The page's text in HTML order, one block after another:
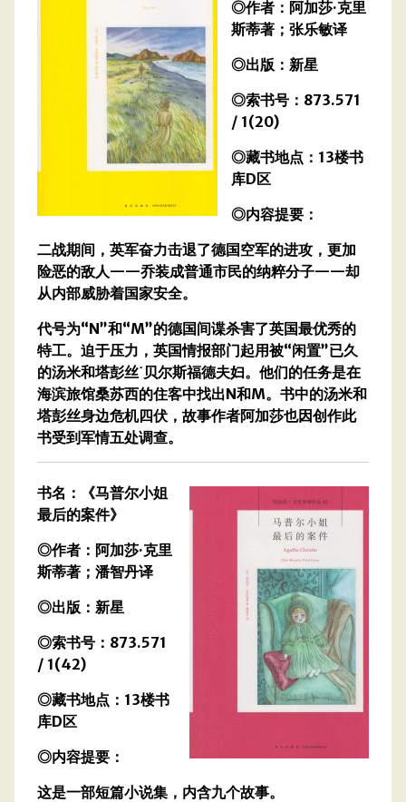
◎作者：阿加莎·克里
斯蒂著；张乐敏译
◎出版：新星
◎索书号：873.571
/ 1(20)
◎藏书地点：13楼书
库D区
◎内容提要：
二战期间，英军奋力击退了德国空军的进攻，更加
险恶的敌人——乔装成普通市民的纳粹分子——却
从内部威胁着国家安全。
代号为“N”和“M”的德国间谍杀害了英国最优秀的
特工。迫于压力，英国情报部门起用被“闲置”已久
的汤米和塔彭丝˙贝尔斯福德夫妇。他们的任务是在
海滨旅馆桑苏西的住客中找出N和M。书中的汤米和
塔彭丝身边危机四伏，故事作者阿加莎也因创作此
书受到军情五处调查。
书名：《马普尔小姐
最后的案件》
◎作者：阿加莎·克里
斯蒂著；潘智丹译
◎出版：新星
◎索书号：873.571
/ 1(42)
◎藏书地点：13楼书
库D区
◎内容提要：
这是一部短篇小说集，内含九个故事。